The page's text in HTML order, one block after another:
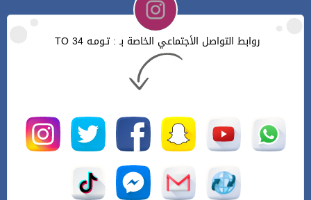
روابط التواصل الأجتماعي الخاصة بـ : تـومـه TO 34